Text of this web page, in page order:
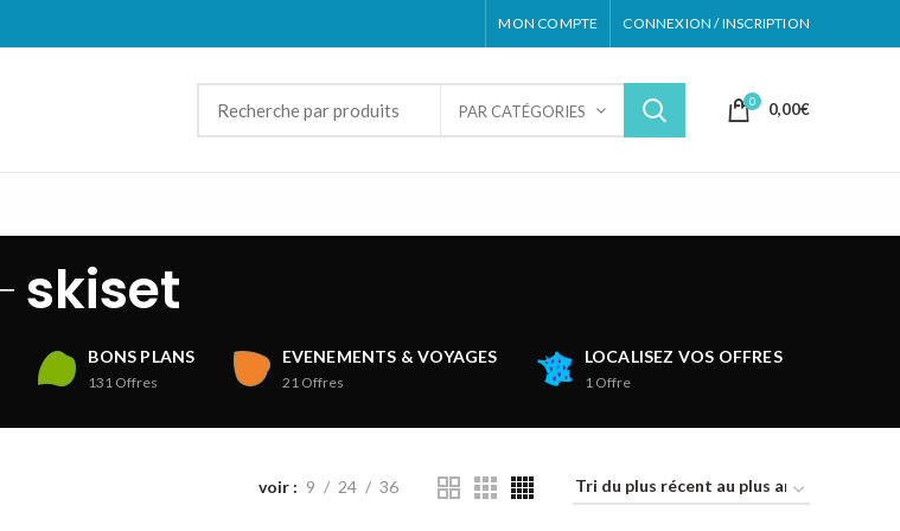
MON COMPTE CONNEXION / INSCRIPTION
PAR CATÉGORIES
0 0,00€
skiset
BONS PLANS
131 Offres
EVENEMENTS & VOYAGES
21 Offres
LOCALISEZ VOS OFFRES
1 Offre
voir 9 24 36